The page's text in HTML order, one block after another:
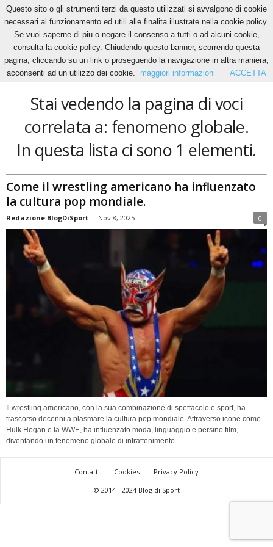
Home Tags Fenomeno globale
fenomeno globale
Stai vedendo la pagina di voci
correlata a: fenomeno globale.
In questa lista ci sono 1 elementi.
Come il wrestling americano ha influenzato
la cultura pop mondiale.
Redazione BlogDiSport - Nov 8, 2025 0
Il wrestling americano, con la sua combinazione di spettacolo e sport, ha
trascorso decenni a plasmare la cultura pop mondiale. Attraverso icone come
Hulk Hogan e la WWE, ha influenzato moda, linguaggio e persino film,
diventando un fenomeno globale di intrattenimento.
Contatti Cookies
Privacy Policy
© 2014 - 2024 Blog di Sport
Questo sito o gli strumenti terzi da questo utilizzati si avvalgono di cookie
necessari al funzionamento ed utili alle finalita illustrate nella cookie policy.
Se vuoi saperne di piu o negare il consenso a tutti o ad alcuni cookie,
consulta la cookie policy. Chiudendo questo banner, scorrendo questa
pagina, cliccando su un link o proseguendo la navigazione in altra maniera,
acconsenti ad un utilizzo dei cookie.
maggiori informazioni ACCETTA